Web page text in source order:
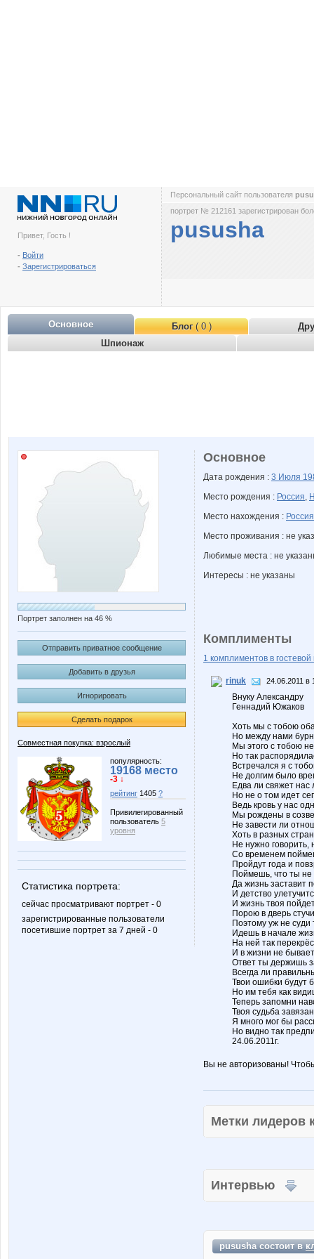
Привет, Гость !
- Войти
- Зарегистрироваться
Персональный сайт пользователя
портрет № 212161 зарегистрирован
pususha
Основное Блог( 0 )
Шпионаж
Портрет заполнен на 46 %
Отправить приватное сообщение
Добавить в друзья
Игнорировать
Сделать подарок
Совместная покупка: взрослый
популярность:
19168 место
-3 ↓
рейтинг 1405 ?
Привилегированный
пользователь 5
уровня
Статистика портрета:
сейчас просматривают портрет - 0
зарегистрированные пользователи
посетившие портрет за 7 дней - 0
Основное
Дата рождения : 3 Июля
Место рождения : Россия,
Место нахождения : Россия
Место проживания : не
Любимые места : не
Интересы : не указаны
Комплименты
1 комплиментов в гостевой
rinuk 24.06.2011 в
Внуку Александру
Геннадий Южаков
Хоть мы с тобою
Но между нами
Мы этого с тобою
Но так
Встречался я с
Не долгим было
Едва ли свяжет нас
Но не о том идет
Ведь кровь у нас
Мы рождены в
Не завести ли
Хоть в разных
Не нужно говорить,
Со временем
Пройдут года и
Поймешь, что ты не
Да жизнь заставит
И детство
И жизнь твоя
Порою в дверь
Поэтому уж не суди
Идешь в начале
На ней так
И в жизни не
Ответ ты держишь
Всегда ли
Твои ошибки будут
Но им тебя как
Теперь запомни
Твоя судьба
Я много мог бы
Но видно так
24.06.2011г.
Вы не авторизованы!
Метки
Интервью
pususha состоит в